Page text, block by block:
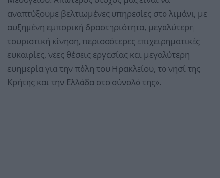
αναπτύξουμε βελτιωμένες υπηρεσίες στο λιμάνι, με
αυξημένη εμπορική δραστηριότητα, μεγαλύτερη
τουριστική κίνηση, περισσότερες επιχειρηματικές
ευκαιρίες, νέες θέσεις εργασίας και μεγαλύτερη
ευημερία για την πόλη του Ηρακλείου, το νησί της
Κρήτης και την Ελλάδα στο σύνολό της».